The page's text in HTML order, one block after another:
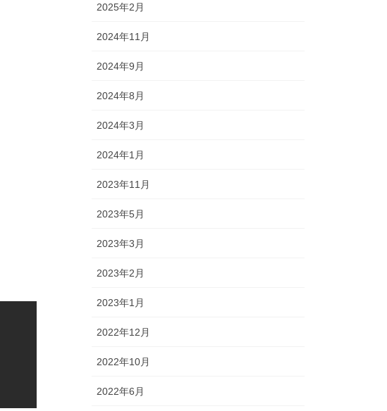
2025年2月
2024年11月
2024年9月
2024年8月
2024年3月
2024年1月
2023年11月
2023年5月
2023年3月
2023年2月
2023年1月
2022年12月
2022年10月
2022年6月